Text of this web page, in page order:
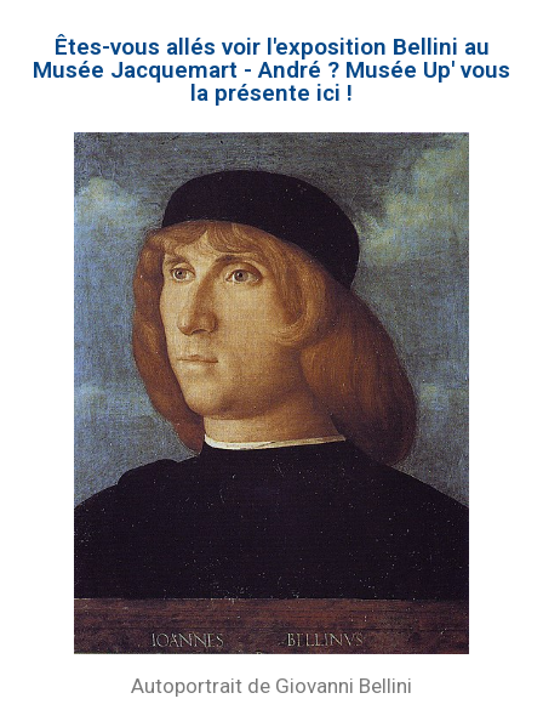
Êtes-vous allés voir l'exposition Bellini au
Musée Jacquemart - André ? Musée Up' vous
la présente ici !
Autoportrait de Giovanni Bellini